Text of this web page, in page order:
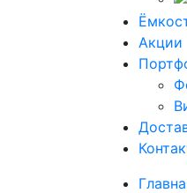
Акции